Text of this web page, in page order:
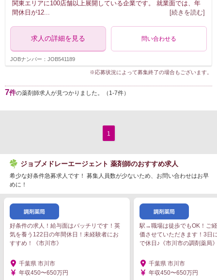
関東エリアに100店舗以上展開している企業です。 就業面では、年
間休日が12
[続きを読む]
求人の詳細を見る 問い合わせる
JOBナンバー：JOB541189
※応募状況によって募集終了の場合もございます。
7件の薬剤師求人が見つかりました。（1-7件）
1
ジョブメドレーエージェント 薬剤師のおすすめ求人
希少な好条件急募求人です！ 募集人員数が少ないため、お問い合わせはお早
めに！
好条件の求人！給与面はバッチリです！英
気を養う122日の年間休日！未経験者にお
すすめ！《市川市》
千葉県 市川市
年収450〜650万円
駅→職場は徒歩でもOK！ご
価させていただきます！3日
で休日♪《市川市の調剤薬局
千葉県 市川市
年収450〜650万円